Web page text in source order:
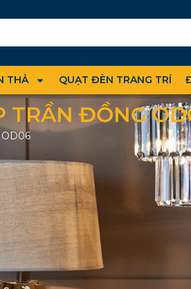
THẢ QUẠT ĐÈN TRANG TRÍ
TRẦN ĐỒNG